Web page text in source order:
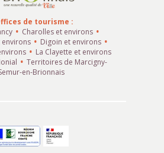
de tourisme :
Charolles et environs
environs
Digoin et environs
La Clayette et environs
Territoires de Marcigny-
en-Brionnais